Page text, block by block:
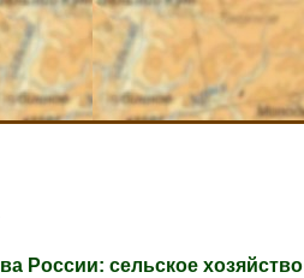
России: сельское хозяйство